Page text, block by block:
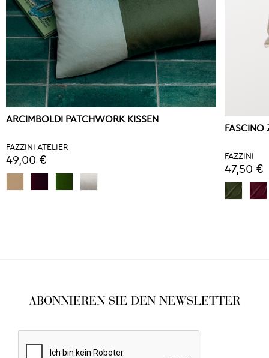
ARCIMBOLDI PATCHWORK KISSEN
FAZZINI ATELIER
49,00 €
FASCINO
FAZZINI
47,50 €
ABONNIEREN SIE DEN NEWSLETTER